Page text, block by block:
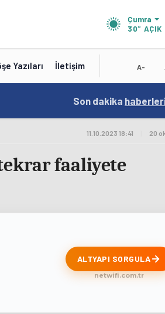
Çumra
30° AÇIK
Yazıları İletişim A-
15:41 / Test
Son dakika
11.10.2023 18:41 20
faaliyete
ALTYAPI SORGULA
netwifi.com.tr